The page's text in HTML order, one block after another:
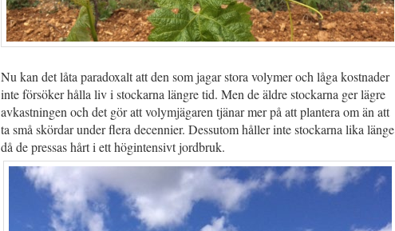
Nu kan det låta paradoxalt att den som jagar stora volymer och låga kostnader
inte försöker hålla liv i stockarna längre tid. Men de äldre stockarna ger lägre
avkastningen och det gör att volymjägaren tjänar mer på att plantera om än att
ta små skördar under flera decennier. Dessutom håller inte stockarna lika länge
då de pressas hårt i ett högintensivt jordbruk.